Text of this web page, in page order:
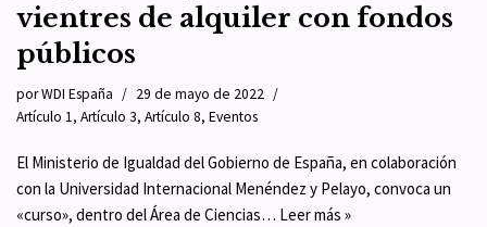
vientres de alquiler con fondos
públicos
porWDI España
29 de mayo de 2022
Artículo 1, Artículo 3, Artículo 8, Eventos
El Ministerio de Igualdad del Gobierno de España, en colaboración
con la Universidad Internacional Menéndez y Pelayo, convoca un
«curso», dentro del Área de Ciencias… Leer más »